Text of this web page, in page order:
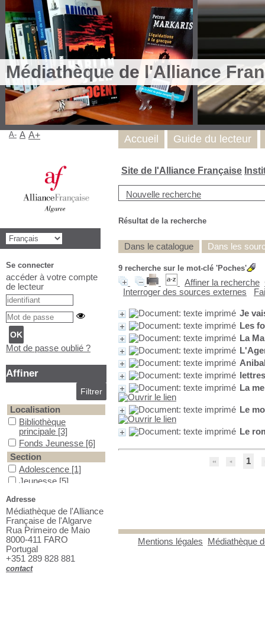
Médiathèque de l'Alliance
Site de l'Alliance Française
Nouvelle recherche
Résultat de la recherche
Dans le catalogue Dans les
9 recherche sur le mot-clé 'Poches'
Affiner la recherche
Interroger des sources externes
Je
Les
La
La
Le
Le
1
Mentions légales Médiathèque
Accueil Guide du lecteur
A- A A+
Se connecter
accéder à votre compte
de lecteur
Mot de passe oublié ?
Affiner
Localisation
Bibliothèque principale
Bibliothèque
principale [3]
Fonds Jeunesse
Fonds Jeunesse [6]
Section
Adolescence
Adolescence [1]
Jeunesse
Jeunesse [5]
contemporains
Romans étrangers
Romans étrangers[1]
Adresse
Médiathèque de l'Alliance
Française de l'Algarve
Rua Primeiro de Maio
8000-411 FARO
Portugal
+351 289 828 881
contact